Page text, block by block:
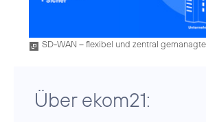
SD-WAN – flexibel und zentral
Über ekom21: